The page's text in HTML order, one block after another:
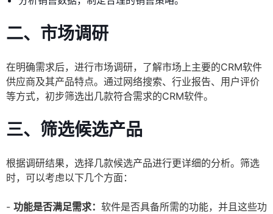
二、市场调研
在明确需求后，进行市场调研，了解市场上主要的CRM软件
供应商及其产品特点。通过网络搜索、行业报告、用户评价
等方式，初步筛选出几款符合需求的CRM软件。
三、筛选候选产品
根据调研结果，选择几款候选产品进行更详细的分析。筛选
时，可以考虑以下几个方面：
- 功能是否满足需求： 软件是否具备所需的功能，并且这些功